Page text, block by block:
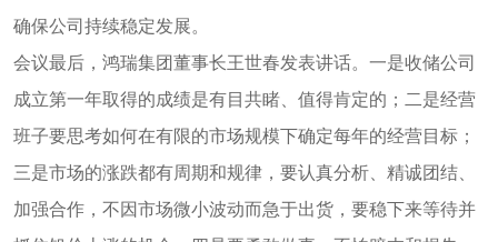
确保公司持续稳定发展。
会议最后，鸿瑞集团董事长王世春发表讲话。一是收储公司
成立第一年取得的成绩是有目共睹、值得肯定的；二是经营
班子要思考如何在有限的市场规模下确定每年的经营目标；
三是市场的涨跌都有周期和规律，要认真分析、精诚团结、
加强合作，不因市场微小波动而急于出货，要稳下来等待并